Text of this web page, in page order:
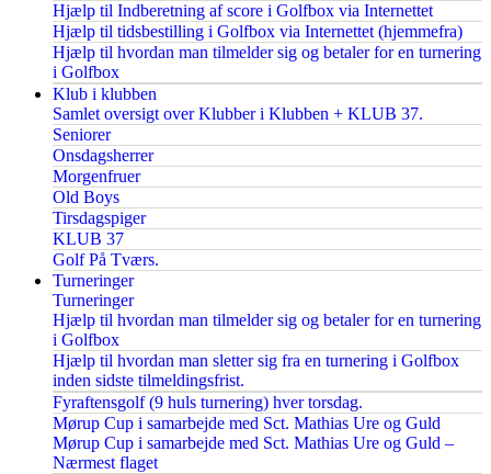
Hjælp til Indberetning af score i Golfbox via Internettet
Hjælp til tidsbestilling i Golfbox via Internettet (hjemmefra)
Hjælp til hvordan man tilmelder sig og betaler for en turnering
i Golfbox
Klub i klubben
Samlet oversigt over Klubber i Klubben + KLUB 37.
Seniorer
Onsdagsherrer
Morgenfruer
Old Boys
Tirsdagspiger
KLUB 37
Golf På Tværs.
Turneringer
Turneringer
Hjælp til hvordan man tilmelder sig og betaler for en turnering
i Golfbox
Hjælp til hvordan man sletter sig fra en turnering i Golfbox
inden sidste tilmeldingsfrist.
Fyraftensgolf (9 huls turnering) hver torsdag.
Mørup Cup i samarbejde med Sct. Mathias Ure og Guld
Mørup Cup i samarbejde med Sct. Mathias Ure og Guld –
Nærmest flaget